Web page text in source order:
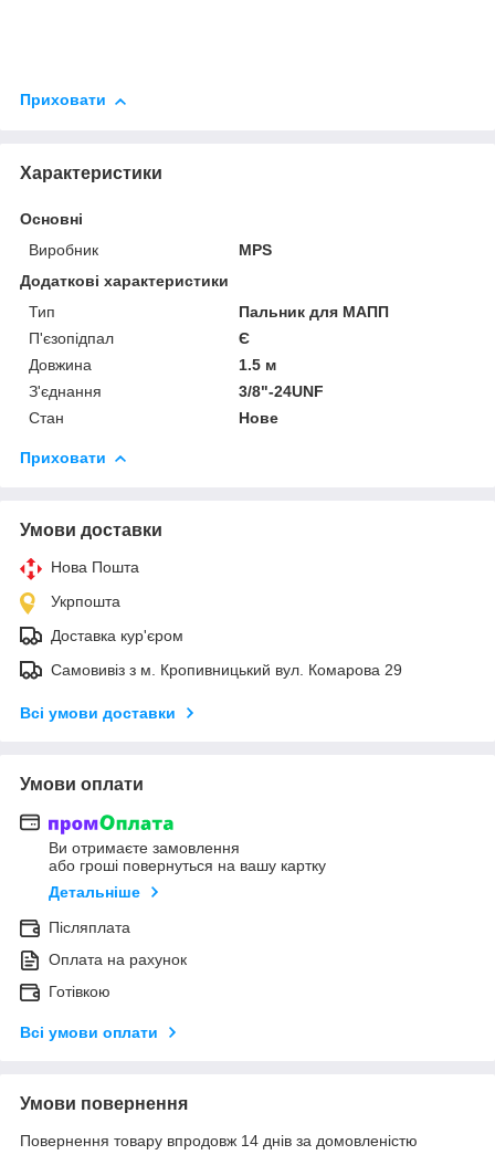
Приховати
Характеристики
Основні
Виробник
MPS
Додаткові характеристики
Тип
Пальник для МАПП
П'єзопідпал
Є
Довжина
1.5 м
З'єднання
3/8"-24UNF
Стан
Нове
Приховати
Умови доставки
Нова Пошта
Укрпошта
Доставка кур'єром
Самовивіз з м. Кропивницький вул. Комарова 29
Всі умови доставки
Умови оплати
Ви отримаєте замовлення
або гроші повернуться на вашу картку
Детальніше
Післяплата
Оплата на рахунок
Готівкою
Всі умови оплати
Умови повернення
Повернення товару впродовж 14 днів за домовленістю